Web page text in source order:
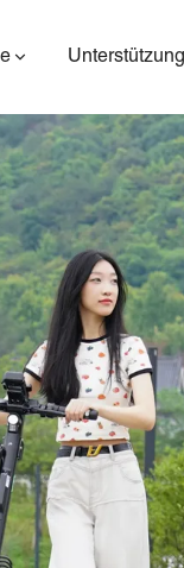
Unterstützung
ES410